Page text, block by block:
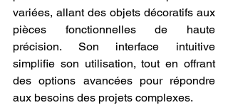
variées, allant des objets décoratifs aux
pièces fonctionnelles de haute
précision. Son interface intuitive
simplifie son utilisation, tout en offrant
des options avancées pour répondre
aux besoins des projets complexes.